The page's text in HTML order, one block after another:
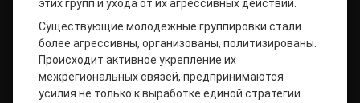
этих групп и ухода от их агрессивных действий.
Существующие молодёжные группировки стали
более агрессивны, организованы, политизированы.
Происходит активное укрепление их
межрегиональных связей, предпринимаются
усилия не только к выработке единой стратегии